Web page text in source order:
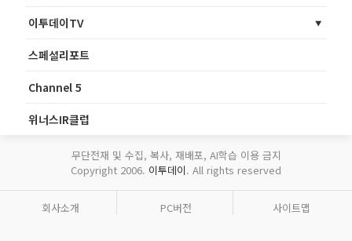
이투데이TV
스페셜리포트
Channel 5
위너스IR클럽
무단전재 및 수집, 복사, 재배포, AI학습 이용 금지
Copyright 2006. 이투데이. All rights reserved
회사소개 PC버전 사이트맵